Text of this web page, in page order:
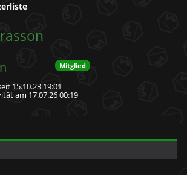
Mitglied
15.10.23 19:01
am 17.07.26 00:19